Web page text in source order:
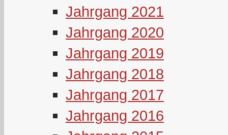
Jahrgang 2021
Jahrgang 2020
Jahrgang 2019
Jahrgang 2018
Jahrgang 2017
Jahrgang 2016